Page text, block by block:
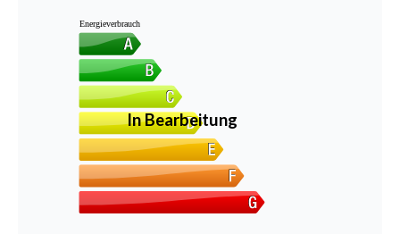
Energieverbrauch
In Bearbeitung